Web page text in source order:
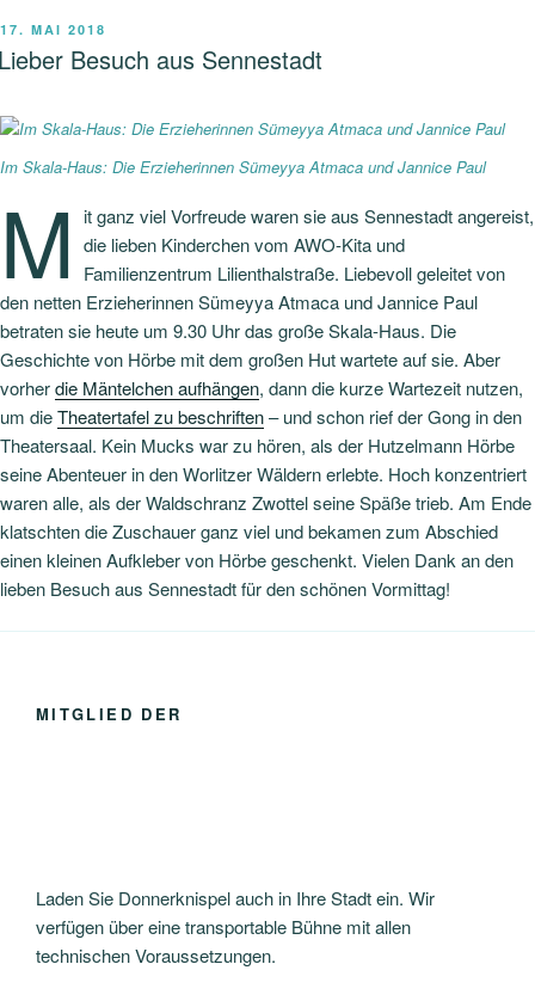
VERÖFFENTLICHT
AM
17. MAI 2018
Besuch aus Sennestadt
Im Skala-Haus: Die Erzieherinnen Sümeyya Atmaca und Jannice Paul
M
it ganz viel Vorfreude waren sie aus Sennestadt angereist,
die lieben Kinderchen vom AWO-Kita und
Familienzentrum Lilienthalstraße. Liebevoll geleitet von
den netten Erzieherinnen Sümeyya Atmaca und Jannice Paul
betraten sie heute um 9.30 Uhr das große Skala-Haus. Die
Geschichte von Hörbe mit dem großen Hut wartete auf sie. Aber
vorherdie Mäntelchen aufhängen, dann die kurze Wartezeit nutzen,
um dieTheatertafel zu beschriften– und schon rief der Gong in den
Theatersaal. Kein Mucks war zu hören, als der Hutzelmann Hörbe
seine Abenteuer in den Worlitzer Wäldern erlebte. Hoch konzentriert
waren alle, als der Waldschranz Zwottel seine Späße trieb. Am Ende
klatschten die Zuschauer ganz viel und bekamen zum Abschied
einen kleinen Aufkleber von Hörbe geschenkt. Vielen Dank an den
lieben Besuch aus Sennestadt für den schönen Vormittag!
MITGLIED DER
Laden Sie Donnerknispel auch in Ihre Stadt ein. Wir
verfügen über eine transportable Bühne mit allen
technischen Voraussetzungen.